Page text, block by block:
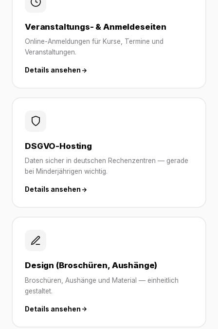
Veranstaltungs- & Anmeldeseiten
Online-Anmeldungen für Kurse, Termine und
Veranstaltungen.
Details ansehen
DSGVO-Hosting
Daten sicher in deutschen Rechenzentren — gerade
bei Minderjährigen wichtig.
Details ansehen
Design (Broschüren, Aushänge)
Broschüren, Aushänge und Material — einheitlich
gestaltet.
Details ansehen